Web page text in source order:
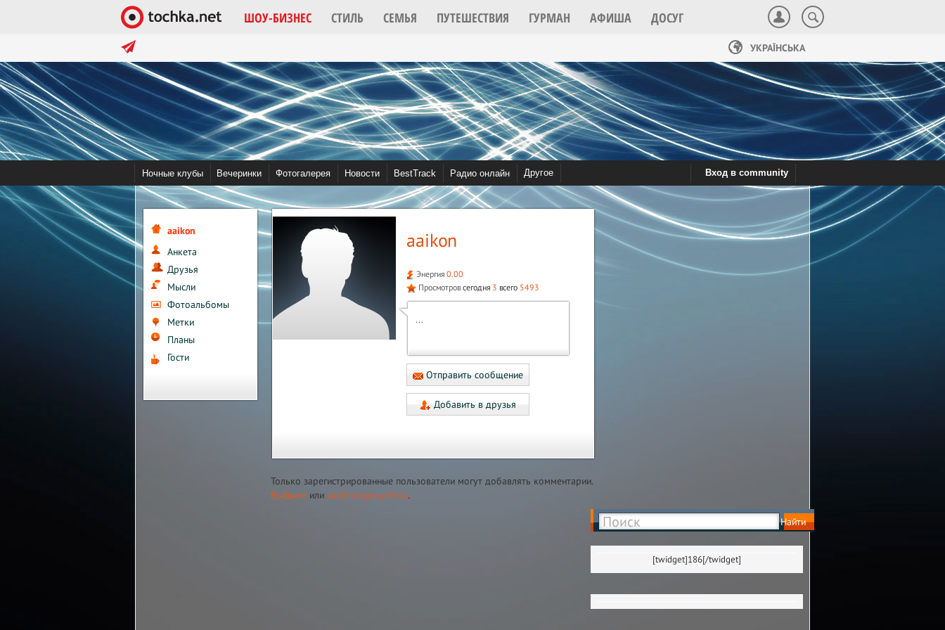
ШОУ-БИЗНЕС СТИЛЬ СЕМЬЯ ПУТЕШЕСТВИЯ ГУРМАН АФИША ДОСУГ
в тренде:
Помочь tochka.net Война в Украине 2022
УКРАЇНСЬКА
Ночные клубы Вечеринки Фотогалерея Новости BestTrack Радио онлайн Вход в community
Другое
Видео Community Сотрудничество
aaikon
Анкета
Друзья
Мысли
Фотоальбомы
Метки
Планы
Гости
aaikon
Энергия 0.00
Просмотровсегодня 3 всего 5493
...
Отправить сообщение
Добавить в друзья
Только зарегистрированные пользователи могут добавлять комментарии.
Войдите или зарегистрируйтесь.
[twidget]186[/twidget]